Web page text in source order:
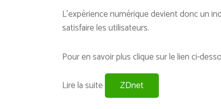
L’expérience numérique devient donc un
satisfaire les utilisateurs.
Pour en savoir plus clique sur le lien ci-
Lire la suite ZDnet